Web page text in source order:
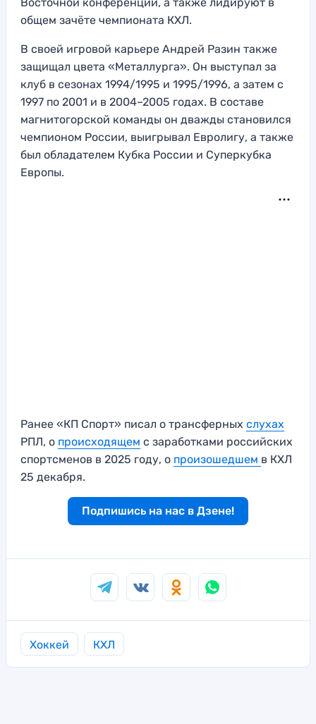
Восточной конференции, а также лидируют в
общем зачёте чемпионата КХЛ.
В своей игровой карьере Андрей Разин также
защищал цвета «Металлурга». Он выступал за
клуб в сезонах 1994/1995 и 1995/1996, а затем с
1997 по 2001 и в 2004–2005 годах. В составе
магнитогорской команды он дважды становился
чемпионом России, выигрывал Евролигу, а также
был обладателем Кубка России и Суперкубка
Европы.
Ранее «КП Спорт» писал о трансферных слухах
РПЛ, о происходящем с заработками российских
спортсменов в 2025 году, о произошедшем в КХЛ
25 декабря.
Подпишись на нас в Дзене!
Хоккей КХЛ